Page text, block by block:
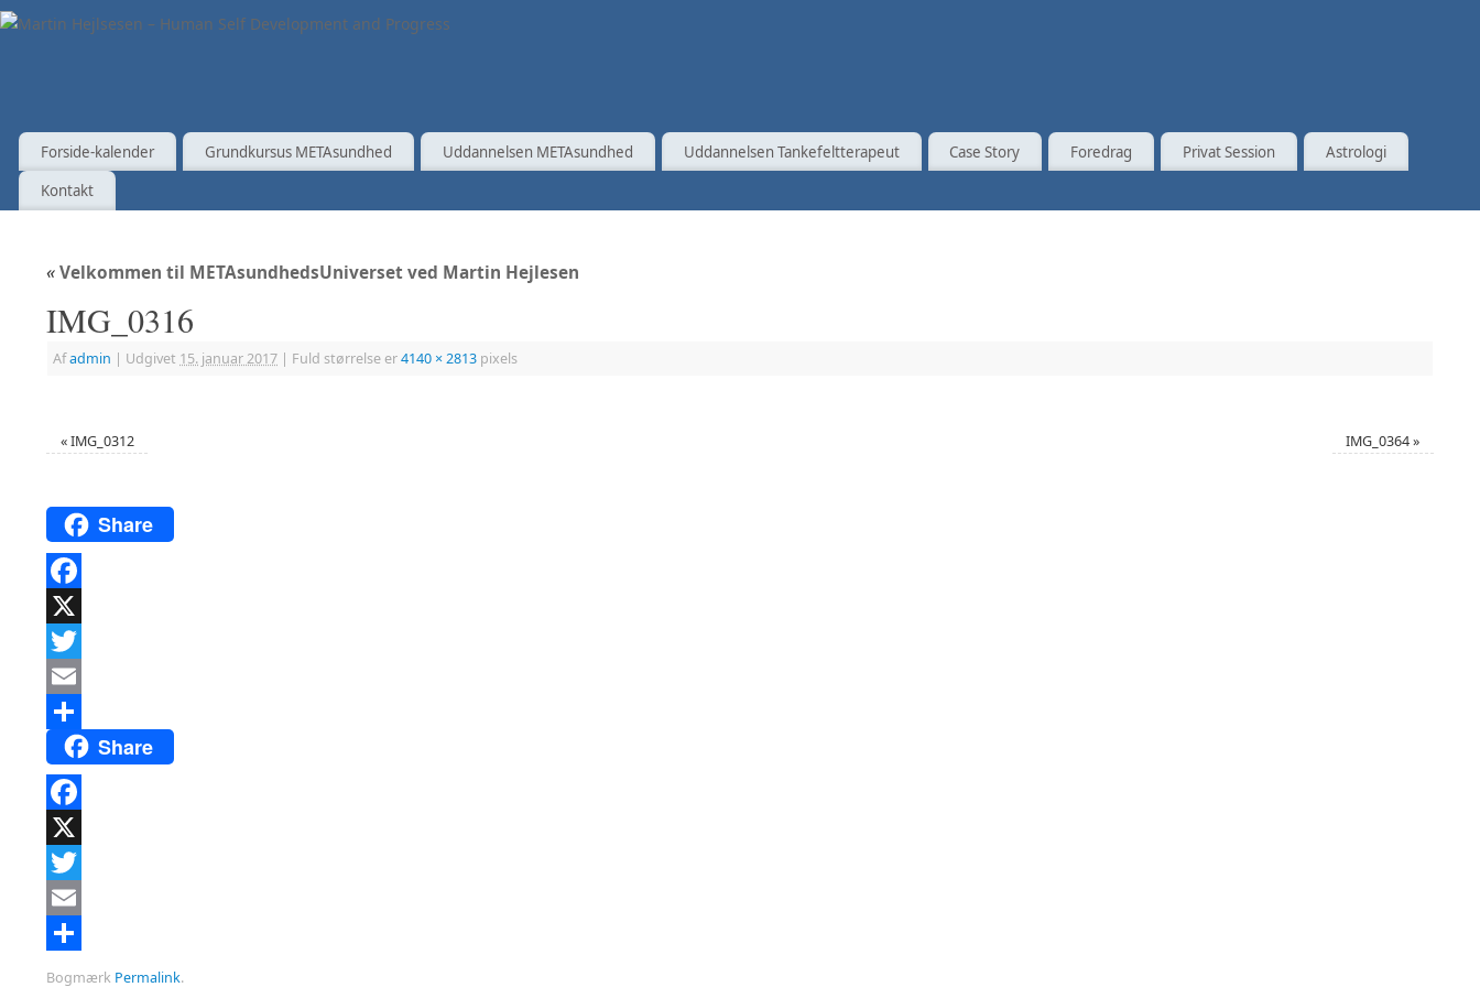
Forside-kalender Grundkursus METAsundhed Uddannelsen METAsundhed Uddannelsen Tankefeltterapeut Case Story Foredrag Privat Session
Astrologi
Kontakt
«Velkommen til METAsundhedsUniverset ved Martin Hejlesen
IMG_0316
Afadmin | Udgivet 15. januar 2017 | Fuld størrelse er4140 × 2813 pixels
«IMG_0312 IMG_0364»
Share
Facebook
X
Twitter
Email
Del
Share
Facebook
X
Twitter
Email
Del
Bogmærk Permalink.